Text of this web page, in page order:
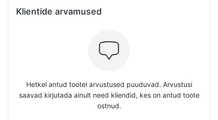
Klientide arvamused
Hetkel antud tootel arvustused puuduvad. Arvustusi
saavad kirjutada ainult need kliendid, kes on antud toote
ostnud.